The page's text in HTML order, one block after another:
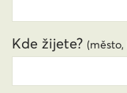
Kde žijete? (město,